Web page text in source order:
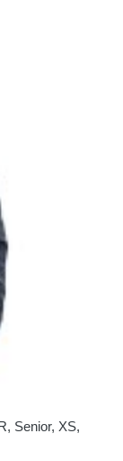
Senior, XS,